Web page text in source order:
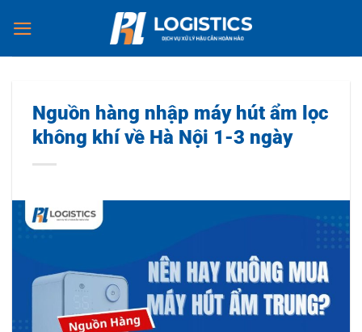
đến
nội
Nguồn hàng nhập máy hút ẩm lọc
không khí về Hà Nội 1-3 ngày